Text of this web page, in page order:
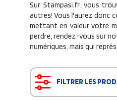
Sur Stampasi.fr, vous
autres! Vous l'aurez donc
mettant en valeur votre
perdre, rendez-vous sur
numériques, mais qui
FILTRER LES